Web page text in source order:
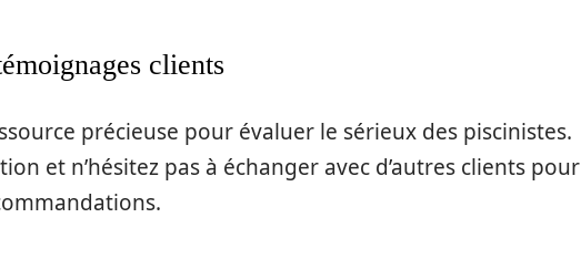
clients
précieuse pour évaluer le sérieux des piscinistes.
et n’hésitez pas à échanger avec d’autres clients pour